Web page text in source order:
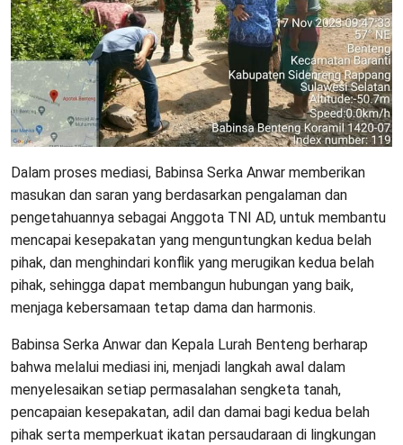
Dalam proses mediasi, Babinsa Serka Anwar memberikan
masukan dan saran yang berdasarkan pengalaman dan
pengetahuannya sebagai Anggota TNI AD, untuk membantu
mencapai kesepakatan yang menguntungkan kedua belah
pihak, dan menghindari konflik yang merugikan kedua belah
pihak, sehingga dapat membangun hubungan yang baik,
menjaga kebersamaan tetap dama dan harmonis.
Babinsa Serka Anwar dan Kepala Lurah Benteng berharap
bahwa melalui mediasi ini, menjadi langkah awal dalam
menyelesaikan setiap permasalahan sengketa tanah,
pencapaian kesepakatan, adil dan damai bagi kedua belah
pihak serta memperkuat ikatan persaudaraan di lingkungan